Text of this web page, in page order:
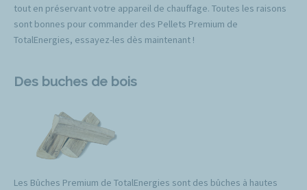
tout en préservant votre appareil de chauffage. Toutes les raisons
sont bonnes pour commander des Pellets Premium de
TotalEnergies, essayez-les dès maintenant !
Des buches de bois
Les Bûches Premium de TotalEnergies sont des bûches à hautes